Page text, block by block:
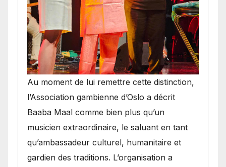
​Au moment de lui remettre cette distinction,
l’Association gambienne d’Oslo a décrit
Baaba Maal comme bien plus qu’un
musicien extraordinaire, le saluant en tant
qu’ambassadeur culturel, humanitaire et
gardien des traditions. L’organisation a